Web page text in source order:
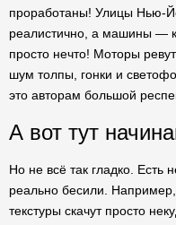
проработаны! Улицы Нью-
реалистично, а машины —
просто нечто! Моторы
шум толпы, гонки и
это авторам большой
А вот тут
Но не всё так гладко. Есть
реально бесили. Например,
текстуры скачут просто